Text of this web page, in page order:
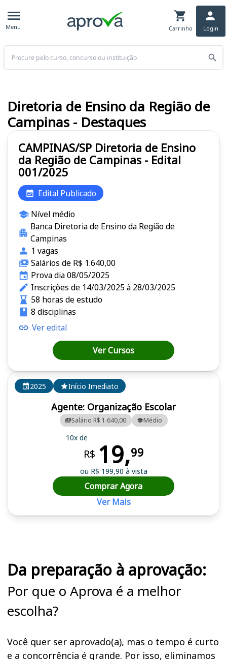
Menu Carrinho Login
Buscar
2025 Início Imediato
Agente: Organização Escolar
Salário R$ 1.640,00 Médio
10x de
R$ 19,99
ou R$ 199,90 à vista
Comprar Agora
Ver Mais
CAMPINAS/SP Diretoria de Ensino
da Região de Campinas - Edital
001/2025
Edital Publicado
Nível médio
Banca Diretoria de Ensino da Região de
Campinas
1 vagas
Salários de R$ 1.640,00
Prova dia 08/05/2025
Inscrições de 14/03/2025 à 28/03/2025
58 horas de estudo
8 disciplinas
Ver edital
Ver Cursos
Diretoria de Ensino da Região de
Campinas - Destaques
Da preparação à aprovação:
Por que o Aprova é a melhor
escolha?
Você quer ser aprovado(a), mas o tempo é curto
e a concorrência é grande. Por isso, eliminamos